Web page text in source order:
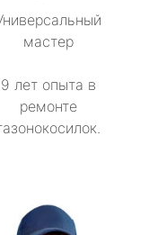
мастер
9 лет опыта в
ремонте